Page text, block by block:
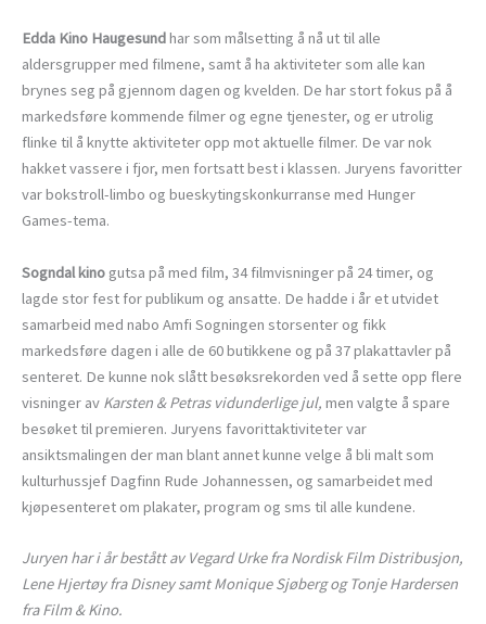
Edda Kino Haugesundhar som målsetting å nå ut til alle
aldersgrupper med filmene, samt å ha aktiviteter som alle kan
brynes seg på gjennom dagen og kvelden. De har stort fokus på å
markedsføre kommende filmer og egne tjenester, og er utrolig
flinke til å knytte aktiviteter opp mot aktuelle filmer. De var nok
hakket vassere i fjor, men fortsatt best i klassen. Juryens favoritter
var bokstroll-limbo og bueskytingskonkurranse med Hunger
Games-tema.
Sogndal kino gutsa på med film, 34 filmvisninger på 24 timer, og
lagde stor fest for publikum og ansatte. De hadde i år et utvidet
samarbeid med nabo Amfi Sogningen storsenter og fikk
markedsføre dagen i alle de 60 butikkene og på 37 plakattavler på
senteret. De kunne nok slått besøksrekorden ved å sette opp flere
visninger av Karsten & Petras vidunderlige jul, men valgte å spare
besøket til premieren. Juryens favorittaktiviteter var
ansiktsmalingen der man blant annet kunne velge å bli malt som
kulturhussjef Dagfinn Rude Johannessen, og samarbeidet med
kjøpesenteret om plakater, program og sms til alle kundene.
Juryen har i år bestått av Vegard Urke fra Nordisk Film Distribusjon,
Lene Hjertøy fra Disney samt Monique Sjøberg og Tonje Hardersen
fra Film & Kino.